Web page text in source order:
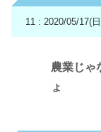
11 : 2020/05/17(
農業じゃ
ょ